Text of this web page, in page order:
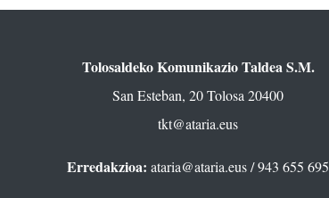
Tolosaldeko Komunikazio Taldea S.M.
San Esteban, 20 Tolosa 20400
tkt@ataria.eus
Erredakzioa: ataria@ataria.eus/ 943 655 695